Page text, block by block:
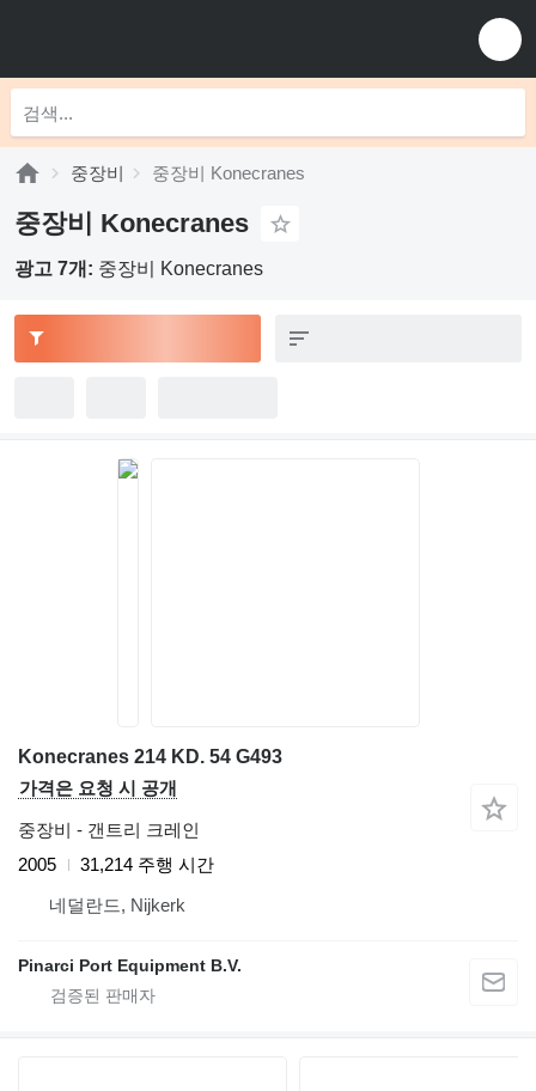
중장비 중장비 Konecranes
중장비 Konecranes
광고 7개: 중장비 Konecranes
Konecranes 214 KD. 54 G493
가격은 요청 시 공개
중장비 - 갠트리 크레인
2005
31,214 주행 시간
네덜란드, Nijkerk
Pinarci Port Equipment B.V.